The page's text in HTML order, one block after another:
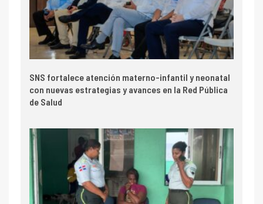
SNS fortalece atención materno-infantil y neonatal
con nuevas estrategias y avances en la Red Pública
de Salud